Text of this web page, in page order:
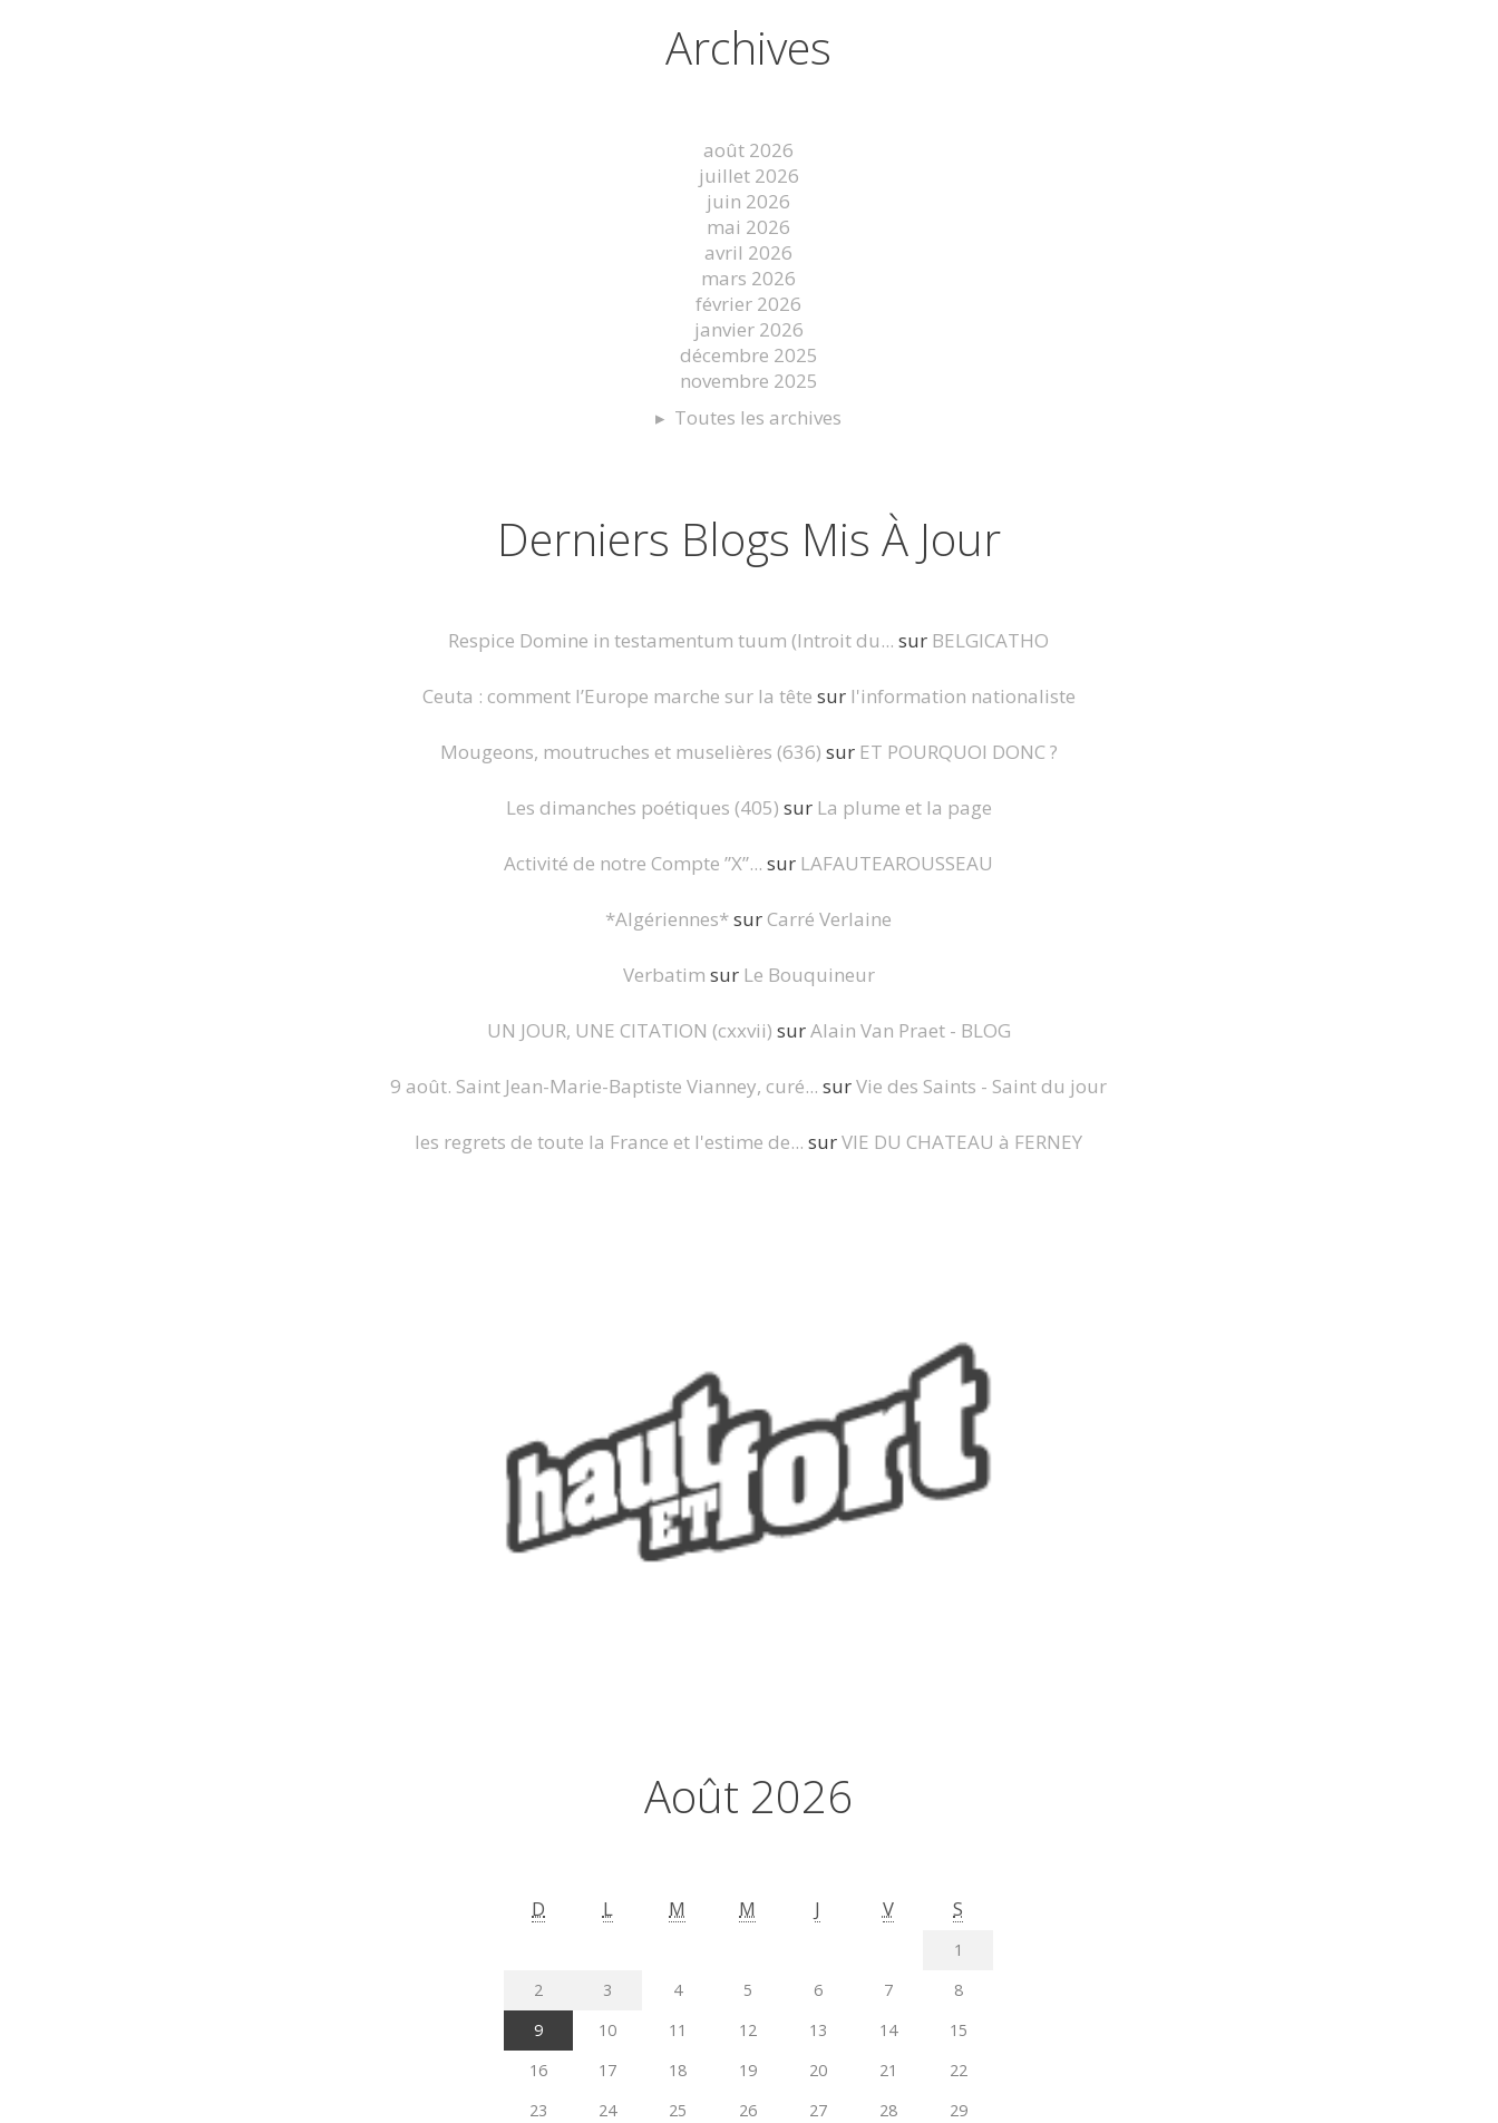
Archives
août 2026
juillet 2026
juin 2026
mai 2026
avril 2026
mars 2026
février 2026
janvier 2026
décembre 2025
novembre 2025
Toutes les archives
Derniers Blogs Mis À Jour
Respice Domine in testamentum tuum (Introit du... sur BELGICATHO
Ceuta : comment l’Europe marche sur la tête sur l'information nationaliste
Mougeons, moutruches et muselières (636) sur ET POURQUOI DONC ?
Les dimanches poétiques (405) sur La plume et la page
Activité de notre Compte ”X”... sur LAFAUTEAROUSSEAU
*Algériennes*sur Carré Verlaine
Verbatim sur Le Bouquineur
UN JOUR, UNE CITATION (cxxvii) surAlain Van Praet - BLOG
9 août. Saint Jean-Marie-Baptiste Vianney, curé... surVie des Saints - Saint du jour
les regrets de toute la France et l'estime de... surVIE DU CHATEAU à FERNEY
Août 2026
D L M M J V S
1
2
3 4 5 6 7
8
9
10 11 12 13 14
15
16
17 18 19 20 21
22
23
24 25 26 27 28 29